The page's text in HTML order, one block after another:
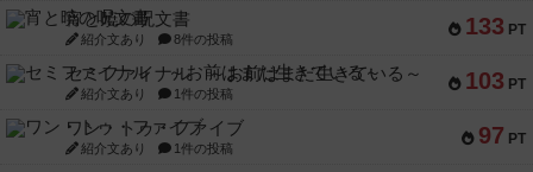
133 PT
宵と暁の呪文書
紹介文あり 8件の投稿
103 PT
セミファイナル ～お前はまだ生きている～
紹介文あり 1件の投稿
97 PT
ワン・トゥ・ファイブ
紹介文あり 1件の投稿